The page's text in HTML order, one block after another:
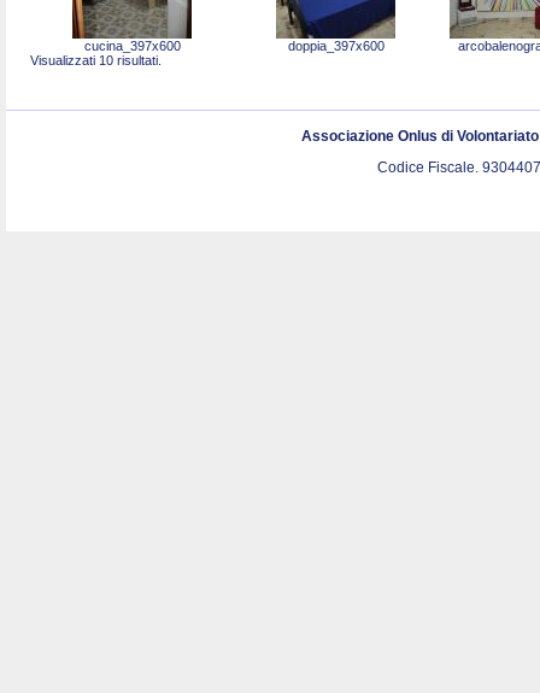
cucina_397x600 doppia_397x600
Visualizzati 10 risultati.
Associazione Onlus di
Codice Fiscale.